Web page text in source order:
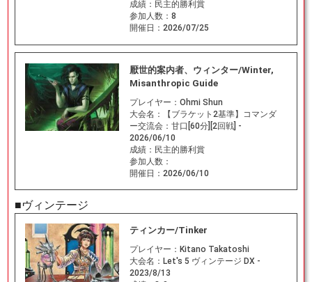
成績： 民主的勝利賞
参加人数： 8
開催日： 2026/07/25
厭世的案内者、ウィンター/Winter,
Misanthropic Guide
プレイヤー： Ohmi Shun
大会名：
【ブラケット2基準】コマンダ
ー交流会：甘口[60分][2回戦] -
2026/06/10
成績： 民主的勝利賞
参加人数：
開催日： 2026/06/10
■ヴィンテージ
ティンカー/Tinker
プレイヤー： Kitano Takatoshi
大会名： Let's 5 ヴィンテージ DX -
2023/8/13